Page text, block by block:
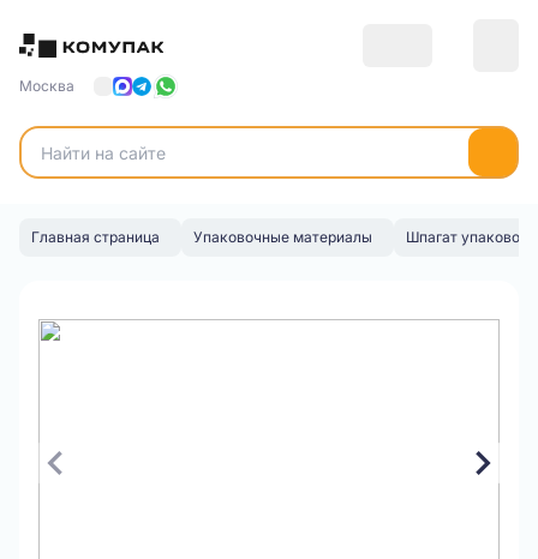
Москва
Главная страница Упаковочные материалы Шпагат